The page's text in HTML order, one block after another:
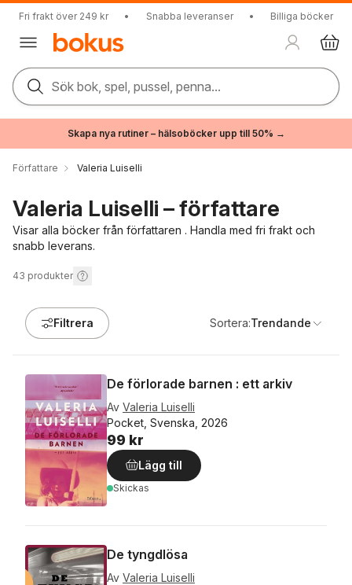
Fri frakt över 249 kr • Snabba leveranser • Billiga böcker
Sök bok, spel, pussel, penna...
Skapa nya rutiner – hälsoböcker upp till 50% →
Författare Valeria Luiselli
Valeria Luiselli – författare
Visar alla böcker från författaren . Handla med fri frakt och
snabb leverans.
43 produkter
Filtrera Sortera:Trendande
De förlorade barnen : ett arkiv
Av Valeria Luiselli
Pocket, Svenska, 2026
99 kr
Lägg till
Skickas
De tyngdlösa
Av Valeria Luiselli